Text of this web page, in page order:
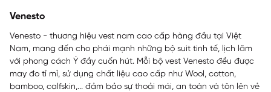
Venesto
Venesto - thương hiệu vest nam cao cấp hàng đầu tại Việt
Nam, mang đến cho phái mạnh những bộ suit tinh tế, lịch lãm
với phong cách Ý đầy cuốn hút. Mỗi bộ vest Venesto đều được
may đo tỉ mỉ, sử dụng chất liệu cao cấp như Wool, cotton,
bamboo, calfskin,... đảm bảo sự thoải mái, an toàn và tôn lên vẻ